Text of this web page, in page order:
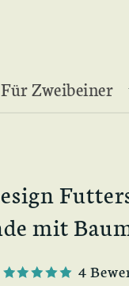
Für Zweibeiner
mit
4